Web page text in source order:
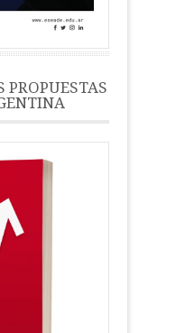
PROPUESTAS